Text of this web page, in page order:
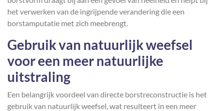
het verwerken van de ingrijpende verandering die een
borstamputatie met zich meebrengt.
Gebruik van natuurlijk weefsel
voor een meer natuurlijke
uitstraling
Een belangrijk voordeel van directe borstreconstructie is het
gebruik van natuurlijk weefsel, wat resulteert in een meer